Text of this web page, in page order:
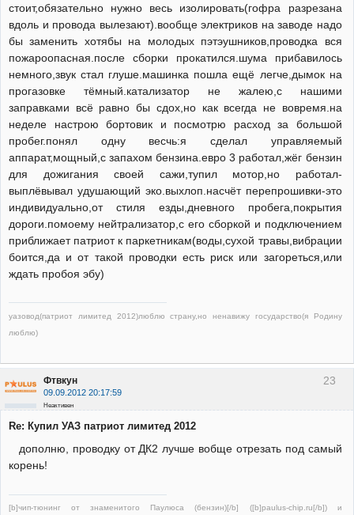
стоит,обязательно нужно весь изолировать(гофра разрезана
вдоль и провода вылезают).вообще электриков на заводе надо
бы заменить хотябы на молодых пэтэушников,проводка вся
пожароопасная.после сборки прокатился.шума прибавилось
немного,звук стал глуше.машинка пошла ещё легче,дымок на
прогазовке тёмный.катализатор не жалею,с нашими
заправками всё равно бы сдох,но как всегда не вовремя.на
неделе настрою бортовик и посмотрю расход за большой
пробег.понял одну весчь:я сделал управляемый
аппарат,мощный,с запахом бензина.евро 3 работал,жёг бензин
для дожигания своей сажи,тупил мотор,но работал-
выплёвывал удушающий эко.выхлоп.насчёт перепрошивки-это
индивидуально,от стиля езды,дневного пробега,покрытия
дороги.помоему нейтрализатор,с его сборкой и подключением
приближает патриот к паркетникам(воды,сухой травы,вибрации
боится,да и от такой проводки есть риск или загореться,или
ждать пробоя эбу)
уазовод(патриот лимитед 2012)люблю страну,но ненавижу государство(я Родину
люблю)
23
Фтвкун
09.09.2012 20:17:59
Неактивен
Re: Купил УАЗ патриот лимитед 2012
дополню, проводку от ДК2 лучше вобще отрезать под самый
корень!
[b]чип-тюнинг от знаменитого Паулюса (бензин)[/b] ([b]paulus-chip.ru[/b]) и